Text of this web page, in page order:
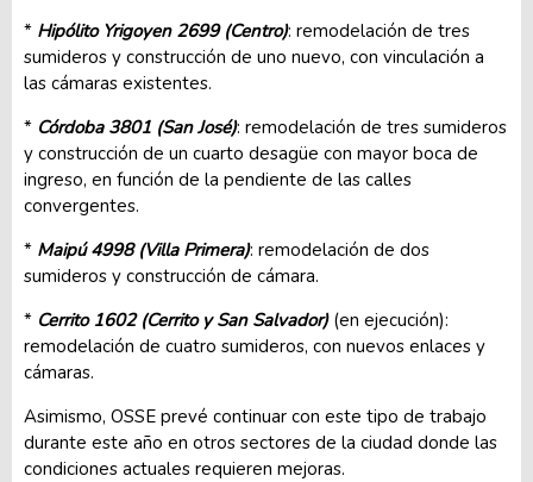
* Hipólito Yrigoyen 2699 (Centro): remodelación de tres
sumideros y construcción de uno nuevo, con vinculación a
las cámaras existentes.
* Córdoba 3801 (San José): remodelación de tres sumideros
y construcción de un cuarto desagüe con mayor boca de
ingreso, en función de la pendiente de las calles
convergentes.
* Maipú 4998 (Villa Primera): remodelación de dos
sumideros y construcción de cámara.
* Cerrito 1602 (Cerrito y San Salvador) (en ejecución):
remodelación de cuatro sumideros, con nuevos enlaces y
cámaras.
Asimismo, OSSE prevé continuar con este tipo de trabajo
durante este año en otros sectores de la ciudad donde las
condiciones actuales requieren mejoras.